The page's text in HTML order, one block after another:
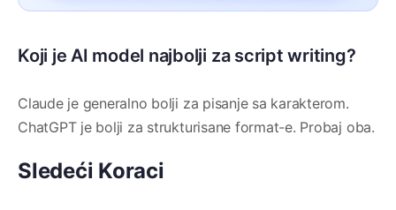
Koji je AI model najbolji za script writing?
Claude je generalno bolji za pisanje sa karakterom.
ChatGPT je bolji za strukturisane format-e. Probaj oba.
Sledeći Koraci